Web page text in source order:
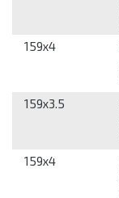
159x4
159x3.5
159x4